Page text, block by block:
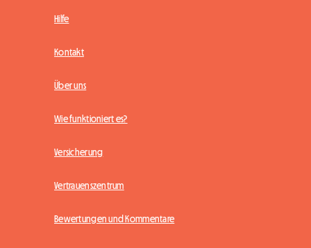
Hilfe
Kontakt
Über uns
Wie funktioniert es?
Versicherung
Vertrauenszentrum
Bewertungen und Kommentare